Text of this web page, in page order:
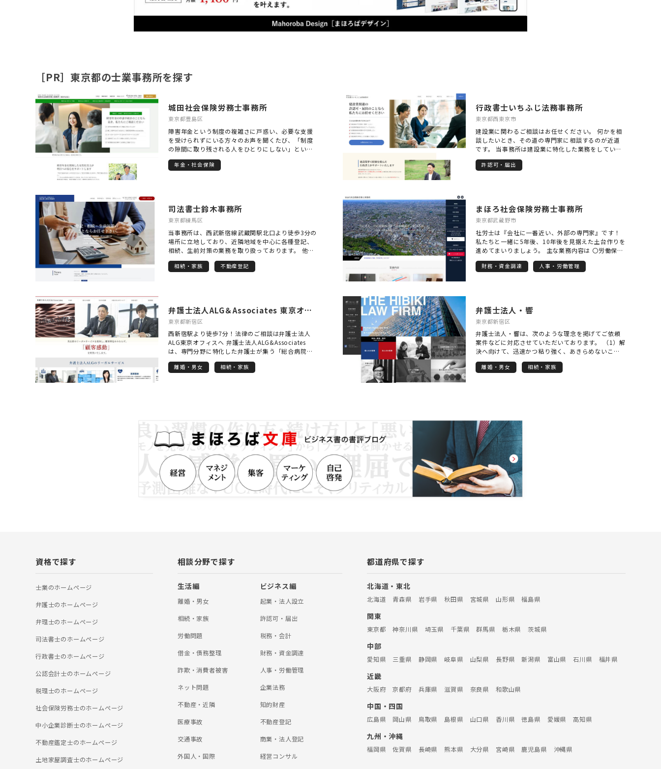
［PR］東京都の士業事務所を探す
城田社会保険労務士事務所
東京都豊島区
障害年金という制度の複雑さに戸惑い、必要な支援
を受けられずにいる方々のお声を聞くたび、「制度
の隙間に取り残される人をひとりにしない」という
想いを新たにしています。障害年金の申請は、医療
と年金という複数の制度が絡む専門的な手続きであ
真正面から耳を傾け、その想いや状況を制度にしっ
かりと反映させる申請づくりを心がけています。手
続きを進める中で「どうして申請したいのか」「ど
んなことで困っているのか」という、言葉にしづら
いお気持ちにも寄り添い、信頼関係を築いて進める
ことが、単なる事務作業にはない支援の本質だと考
えています。 私たちの事務所では、初めてのご相談
に際し、まずしっかりと時間をかけてお話をうかが
いスタイルで安心してご相談いただけます。受給が
決まることで得られるのは、経済的な安定だけでは
ありません。「これからの人生をどう生きていきた
いか」という先を見据えた前向きな一歩を描いてい
ただけるよう、私自身もその一助となれることを願
っています。「相談してよかった」「これで少し安
心できる」と思っていただけるよう、丁寧で真摯な
対応を心からお約束します。
年金・社会保険
行政書士いちふじ法務事務所
東京都西東京市
建設業に関わるご相談はお任せください。 何かを相
談したいとき、その道の専門家に相談するのが近道
です。 当事務所は建設業に特化した業務をしていま
す。さらに建設業界で多くの経験をした行政書士が
許認可の申請を迅速・確実に取得いたします。 建設
になりました。 建設業界にいた行政書士がご相談を
受けます。 同業者と同じ様に気兼ねなくお問い合わ
せください。
許認可・届出
司法書士鈴木事務所
東京都練馬区
当事務所は、西武新宿線武蔵関駅北口より徒歩3分の
場所に立地しており、近隣地域を中心に各種登記、
相続、生前対策の業務を取り扱っております。 他士
業の先生や、不動産会社との連携により、お悩み、
お困りごとの根本的解決することを目標に活動をさ
相続・家族 不動産登記
まほろ社会保険労務士事務所
東京都武蔵野市
社労士は『会社に一番近い、外部の専門家』です！
私たちと一緒に5年後、10年後を見据えた土台作りを
進めてまいりましょう。 主な業務内容は 〇労働保
険・社会保険の手続き 〇給与計算業務 〇労務相談
〇就業規則の作成・見直し 〇確定拠出年金（企業型
ただき、お気軽にご連絡ください。
財務・資金調達 人事・労働管理
弁護士法人ALG＆Associates 東京オフィス
東京都新宿区
西新宿駅より徒歩7分！法律のご相談は弁護士法人
ALG東京オフィスへ 弁護士法人ALG&Associates
は、専門分野に特化した弁護士が集う「総合病院
型」の事業スキームと、あらゆるリーガルサービス
をワンストップで提供できる法律事務所を目指して
し、弁護士法人ALG&Associatesに所属する弁護士が
全員で共有することによって、全国どこでも質の高
いリーガルサービスを提供致します。 「離婚につい
て考えている」、「家族が逮捕された」、「近く相
続問題が起こりそう」、「交通事故の被害者なの
に、加害者や保険会社が横柄で困っている」、「医
療過誤の疑いがある」など、お困りごとがございま
したら、ぜひ一度、私たち弁護士法人
所であり続けたいと考えています。交通事故に関し
てお悩みがあればお気軽にご連絡ください。 【離
婚】 一口に離婚事件といっても、親権、養育費、面
会交流、財産分与、慰謝料など千差万別です。弁護
士法人ALG東京オフィスでは、数多の離婚事件に携
より適切な対処方法を考案することができます。 そ
関するご相談も承っております。 お困りごとがあり
ご相談ください。
離婚・男女 相続・家族
弁護士法人・響
東京都新宿区
弁護士法人・響は、次のような理念を掲げてご依頼
案件などに対応させていただいております。 （1）解
決へ向けて、迅速かつ粘り強く、あきらめないこと
（2）クライアントに寄り添ったトータルなサービス
の提供 （3）各士業の先生方とのネットワークによ
件まで、幅広く対応させていただきます。 継続的な
ご相談がある場合や、気になる事案を抱えておられ
る場合などは、弁護士顧問契約をいただくことが便
利でお得です。 普段からご相談に応じさせていただ
くことで、より的確な事案解決や紛争予防などに役
立ちます。 会社などの法人様向けプランはもちろ
ん、個人様向けのプランもご用意しておりますの
で、お気軽にお問い合わせください。 まずはお気軽
にお電話を。 お待ちしております！
離婚・男女 相続・家族
資格で探す
士業のホームぺージ
弁護士のホームぺージ
弁理士のホームぺージ
司法書士のホームぺージ
行政書士のホームぺージ
公認会計士のホームぺージ
税理士のホームぺージ
社会保険労務士のホームぺージ
中小企業診断士のホームぺージ
不動産鑑定士のホームぺージ
土地家屋調査士のホームぺージ
相談分野で探す
生活編
離婚・男女
相続・家族
労働問題
借金・債務整理
詐欺・消費者被害
ネット問題
不動産・近隣
医療事故
交通事故
外国人・国際
ビジネス編
起業・法人設立
許認可・届出
税務・会計
財務・資金調達
人事・労働管理
企業法務
知的財産
不動産登記
商業・法人登記
経営コンサル
都道府県で探す
北海道・東北
北海道 青森県 岩手県 秋田県 宮城県 山形県 福島県
関東
東京都 神奈川県 埼玉県 千葉県 群馬県 栃木県 茨城県
中部
愛知県 三重県 静岡県 岐阜県 山梨県 長野県 新潟県 富山県 石川県 福井県
近畿
大阪府 京都府 兵庫県 滋賀県 奈良県 和歌山県
中国・四国
広島県 岡山県 鳥取県 島根県 山口県 香川県 徳島県 愛媛県 高知県
九州・沖縄
福岡県 佐賀県 長崎県 熊本県 大分県 宮崎県 鹿児島県 沖縄県